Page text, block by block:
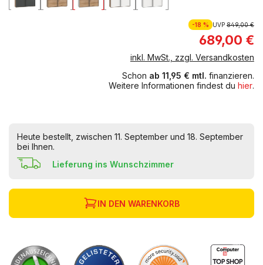
-18 % UVP849,00 €
689,00 €
inkl. MwSt., zzgl. Versandkosten
Schon ab 11,95 € mtl. finanzieren.
Weitere Informationen findest du hier.
Heute bestellt, zwischen 11. September und 18. September
bei Ihnen.
Lieferung ins Wunschzimmer
IN DEN WARENKORB